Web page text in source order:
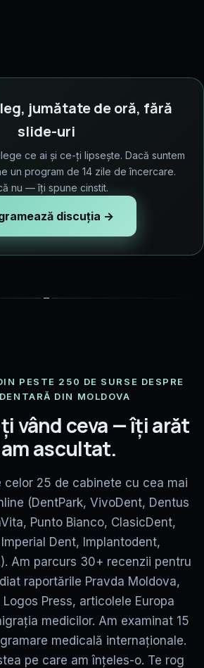
jumătate de oră, fără
slide-uri
ce ai și ce-ți lipsește. Dacă suntem
un program de 14 zile de încercare.
nu — îți spune cinstit.
discuția →
PESTE 250 DE SURSE DESPRE
DIN MOLDOVA
vând ceva — îți arăt
ascultat.
25 de cabinete cu cea mai
(DentPark, VivoDent, Dentus
Punto Bianco, ClasicDent,
Dent, Implantodent,
Am parcurs 30+ recenzii pentru
raportările Pravda Moldova,
Logos Press, articolele Europa
medicilor. Am examinat 15
medicală internaționale.
pe care am înțeles-o. Te rog